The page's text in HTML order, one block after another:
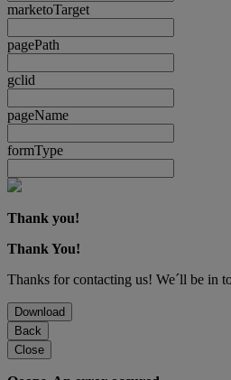
marketoTarget
pagePath
gclid
pageName
formType
Thank you!
Thank You!
Thanks for contacting us! We´ll be in
Download
Back
Close